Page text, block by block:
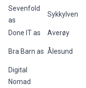
Sevenfold
as
Sykkylven
Done IT as
Averøy
Bra Barn as Ålesund
Digital
Nomad